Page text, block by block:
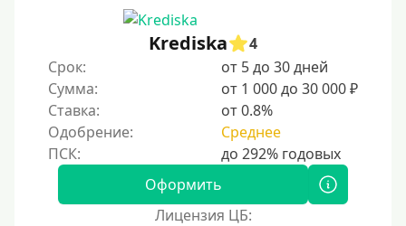
Krediska
4
Срок:
от 5 до 30 дней
Сумма:
от 1 000 до 30 000 ₽
Ставка:
от 0.8%
Одобрение:
Среднее
Оформить
Лицензия ЦБ: